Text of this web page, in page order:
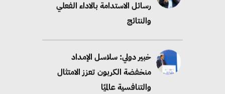
رسائل الاستدامة بالاداء الفعلي
والنتائج
خبير دولي: سلاسل الإمداد
منخفضة الكربون تعزز الامتثال
والتنافسية عالميًا